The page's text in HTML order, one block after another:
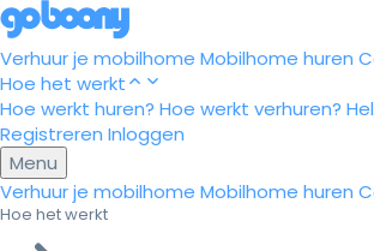
Verhuur je mobilhome Mobilhome huren
Hoe het werkt
Hoe werkt huren? Hoe werkt verhuren?
Registreren Inloggen
Menu
Verhuur je mobilhome Mobilhome huren
Hoe het werkt